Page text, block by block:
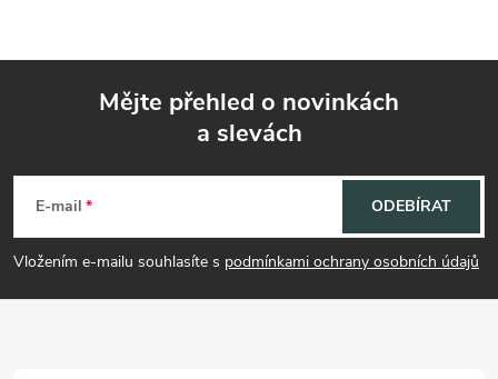
p
a
Mějte přehled o novinkách
a slevách
E-mail
Vložením e-mailu souhlasíte s podmínkami ochrany osobních údajů
ODEBÍRAT